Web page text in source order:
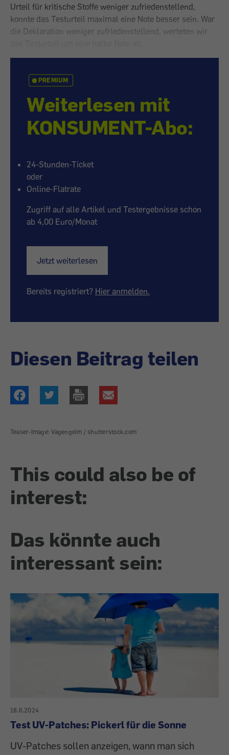
Urteil für kritische Stoffe weniger zufriedenstellend,
konnte das Testurteil maximal eine Note besser sein. War
die Deklaration weniger zufriedenstellend, werteten wir
PREMIUM
Weiterlesen mit
KONSUMENT-Abo:
24-Stunden-Ticket
oder
Online-Flatrate
Zugriff auf alle Artikel und Testergebnisse schon
ab 4,00 Euro/Monat
Jetzt weiterlesen
Bereits registriert? Hier anmelden.
Diesen Beitrag teilen
Teaser-Image: Vagengeim / shutterstock.com
This could also be of
interest:
Das könnte auch
interessant sein:
18.6.2024
Test UV-Patches: Pickerl für die Sonne
UV-Patches sollen anzeigen, wann man sich